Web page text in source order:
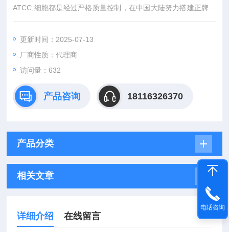
ATCC,细胞都是经过严格质量控制，在中国大陆努力搭建正牌细
胞与国内广大科研人员之间的沟通桥梁。外，还有更多相关实验
更新时间：2025-07-13
厂商性质：代理商
访问量：632
产品咨询 18116326370
产品分类
相关文章
详细介绍 在线留言
电话咨询